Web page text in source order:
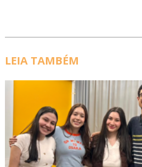
LEIA TAMBÉM